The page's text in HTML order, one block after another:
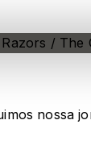
nossa